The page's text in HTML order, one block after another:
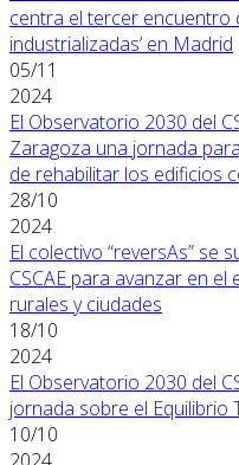
centra el tercer encuentro
industrializadas’ en Madrid
05/11
2024
El Observatorio 2030 del
Zaragoza una jornada
de rehabilitar los edificios
28/10
2024
El colectivo “reversAs” se
CSCAE para avanzar en
rurales y ciudades
18/10
2024
El Observatorio 2030 del
jornada sobre el Equilibrio
10/10